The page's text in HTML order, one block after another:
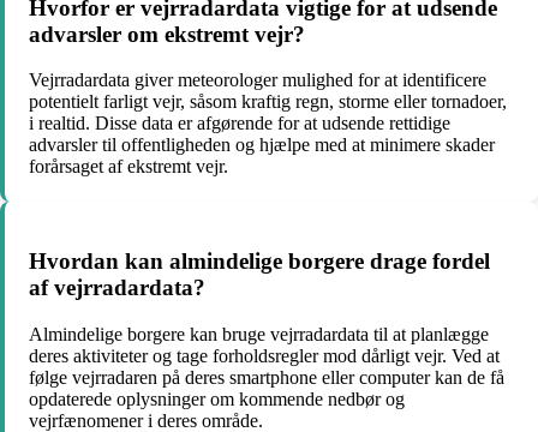
Hvorfor er vejrradardata vigtige for at udsende
advarsler om ekstremt vejr?
Vejrradardata giver meteorologer mulighed for at identificere
potentielt farligt vejr, såsom kraftig regn, storme eller tornadoer,
i realtid. Disse data er afgørende for at udsende rettidige
advarsler til offentligheden og hjælpe med at minimere skader
forårsaget af ekstremt vejr.
Hvordan kan almindelige borgere drage fordel
af vejrradardata?
Almindelige borgere kan bruge vejrradardata til at planlægge
deres aktiviteter og tage forholdsregler mod dårligt vejr. Ved at
følge vejrradaren på deres smartphone eller computer kan de få
opdaterede oplysninger om kommende nedbør og
vejrfænomener i deres område.